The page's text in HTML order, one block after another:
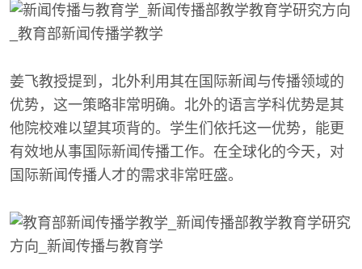
姜飞教授提到，北外利用其在国际新闻与传播领域的
优势，这一策略非常明确。北外的语言学科优势是其
他院校难以望其项背的。学生们依托这一优势，能更
有效地从事国际新闻传播工作。在全球化的今天，对
国际新闻传播人才的需求非常旺盛。